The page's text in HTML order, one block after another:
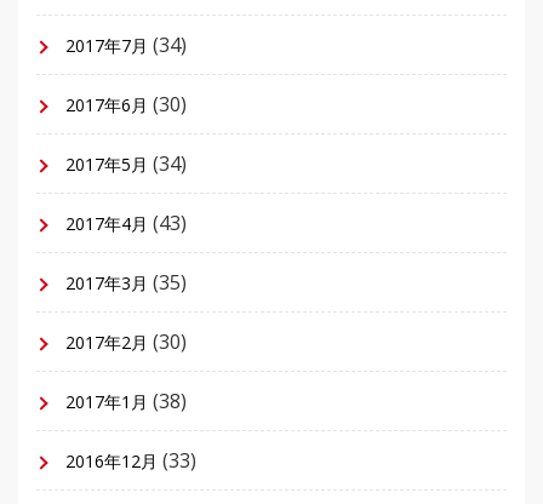
2017年7月 (34)
2017年6月 (30)
2017年5月 (34)
2017年4月 (43)
2017年3月 (35)
2017年2月 (30)
2017年1月 (38)
2016年12月 (33)